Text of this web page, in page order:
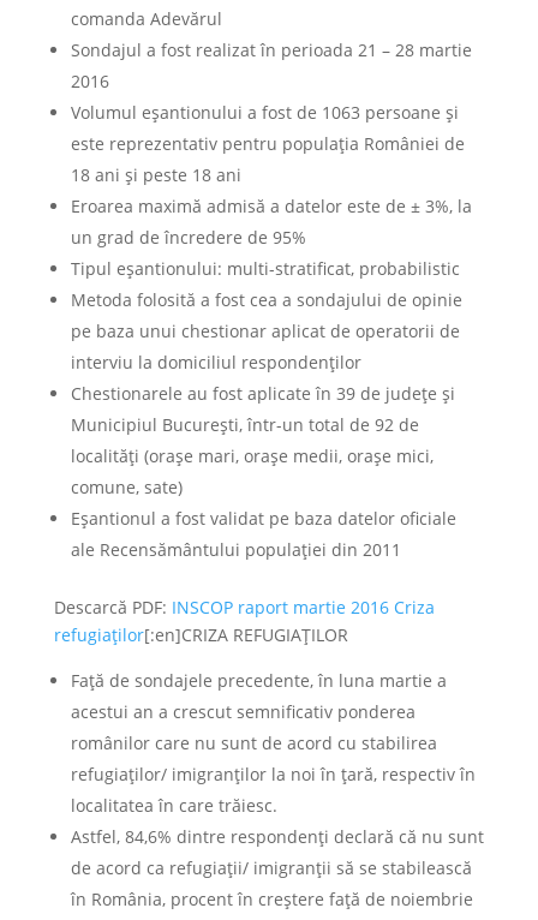
comanda Adevărul
Sondajul a fost realizat în perioada 21 – 28 martie
2016
Volumul eșantionului a fost de 1063 persoane și
este reprezentativ pentru populația României de
18 ani și peste 18 ani
Eroarea maximă admisă a datelor este de ± 3%, la
un grad de încredere de 95%
Tipul eșantionului: multi-stratificat, probabilistic
Metoda folosită a fost cea a sondajului de opinie
pe baza unui chestionar aplicat de operatorii de
interviu la domiciliul respondenţilor
Chestionarele au fost aplicate în 39 de județe și
Municipiul București, într-un total de 92 de
localități (orașe mari, orașe medii, orașe mici,
comune, sate)
Eșantionul a fost validat pe baza datelor oficiale
ale Recensământului populației din 2011
Descarcă PDF: INSCOP raport martie 2016 Criza
refugiaților[:en]CRIZA REFUGIAȚILOR
Față de sondajele precedente, în luna martie a
acestui an a crescut semnificativ ponderea
românilor care nu sunt de acord cu stabilirea
refugiaților/ imigranților la noi în țară, respectiv în
localitatea în care trăiesc.
Astfel, 84,6% dintre respondenți declară că nu sunt
de acord ca refugiații/ imigranții să se stabilească
în România, procent în creștere față de noiembrie